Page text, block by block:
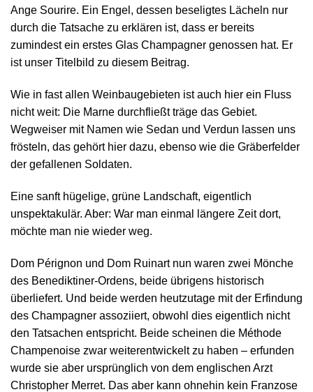
Ange Sourire. Ein Engel, dessen beseligtes Lächeln nur
durch die Tatsache zu erklären ist, dass er bereits
zumindest ein erstes Glas Champagner genossen hat. Er
ist unser Titelbild zu diesem Beitrag.
Wie in fast allen Weinbaugebieten ist auch hier ein Fluss
nicht weit: Die Marne durchfließt träge das Gebiet.
Wegweiser mit Namen wie Sedan und Verdun lassen uns
frösteln, das gehört hier dazu, ebenso wie die Gräberfelder
der gefallenen Soldaten.
Eine sanft hügelige, grüne Landschaft, eigentlich
unspektakulär. Aber: War man einmal längere Zeit dort,
möchte man nie wieder weg.
Dom Pérignon und Dom Ruinart nun waren zwei Mönche
des Benediktiner-Ordens, beide übrigens historisch
überliefert. Und beide werden heutzutage mit der Erfindung
des Champagner assoziiert, obwohl dies eigentlich nicht
den Tatsachen entspricht. Beide scheinen die Méthode
Champenoise zwar weiterentwickelt zu haben – erfunden
wurde sie aber ursprünglich von dem englischen Arzt
Christopher Merret. Das aber kann ohnehin kein Franzose